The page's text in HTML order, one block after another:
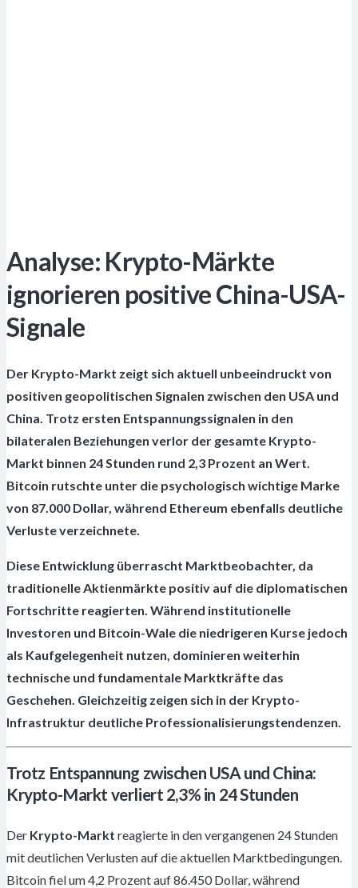
Analyse: Krypto-Märkte
ignorieren positive China-USA-
Signale
Der Krypto-Markt zeigt sich aktuell unbeeindruckt von
positiven geopolitischen Signalen zwischen den USA und
China. Trotz ersten Entspannungssignalen in den
bilateralen Beziehungen verlor der gesamte Krypto-
Markt binnen 24 Stunden rund 2,3 Prozent an Wert.
Bitcoin rutschte unter die psychologisch wichtige Marke
von 87.000 Dollar, während Ethereum ebenfalls deutliche
Verluste verzeichnete.
Diese Entwicklung überrascht Marktbeobachter, da
traditionelle Aktienmärkte positiv auf die diplomatischen
Fortschritte reagierten. Während institutionelle
Investoren und Bitcoin-Wale die niedrigeren Kurse jedoch
als Kaufgelegenheit nutzen, dominieren weiterhin
technische und fundamentale Marktkräfte das
Geschehen. Gleichzeitig zeigen sich in der Krypto-
Infrastruktur deutliche Professionalisierungstendenzen.
Trotz Entspannung zwischen USA und China:
Krypto-Markt verliert 2,3% in 24 Stunden
Der Krypto-Markt reagierte in den vergangenen 24 Stunden
mit deutlichen Verlusten auf die aktuellen Marktbedingungen.
Bitcoin fiel um 4,2 Prozent auf 86.450 Dollar, während